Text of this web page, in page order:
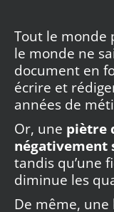
Tout le monde
le monde ne
document en
écrire et
années de
Or, une piètre
négativement
tandis qu’une
diminue les
De même,